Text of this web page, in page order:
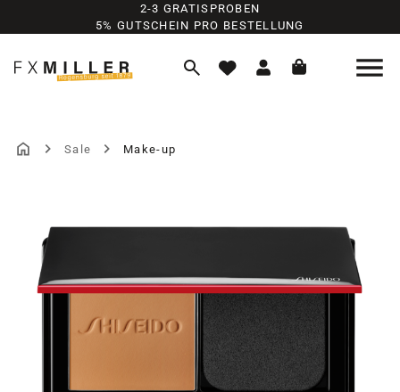
Zum Hauptinhalt springen
2-3 GRATISPROBEN
5% GUTSCHEIN PRO BESTELLUNG
Sale Make-up
Bildergalerie überspringen